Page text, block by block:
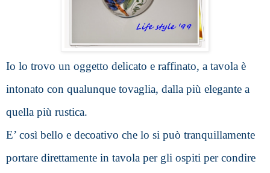
Io lo trovo un oggetto delicato e raffinato, a tavola è
intonato con qualunque tovaglia, dalla più elegante a
quella più rustica.
E’ così bello e decoativo che lo si può tranquillamente
portare direttamente in tavola per gli ospiti per condire